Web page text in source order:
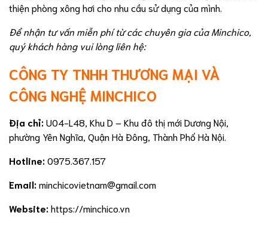
thiện phòng xông hơi cho nhu cầu sử dụng của mình.
Để nhận tư vấn miễn phí từ các chuyên gia của Minchico,
quý khách hàng vui lòng liên hệ:
CÔNG TY TNHH THƯƠNG MẠI VÀ
CÔNG NGHỆ MINCHICO
Địa chỉ:U04-L48, Khu D – Khu đô thị mới Dương Nội,
phường Yên Nghĩa, Quận Hà Đông, Thành Phố Hà Nội.
Hotline:0975.367.157
Email:minchicovietnam@gmail.com
Website:https://minchico.vn